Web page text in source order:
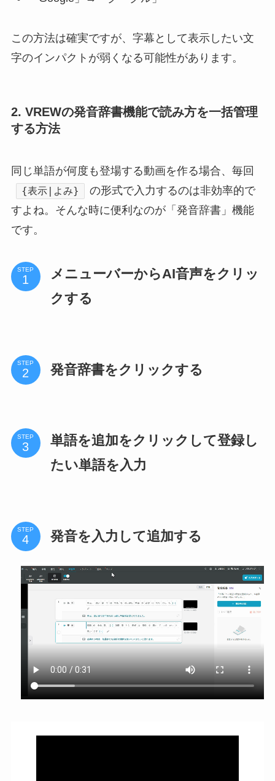
この方法は確実ですが、字幕として表示したい文
字のインパクトが弱くなる可能性があります。
2. VREWの発音辞書機能で読み方を一括管理
する方法
同じ単語が何度も登場する動画を作る場合、毎回
{表示|よみ}
の形式で入力するのは非効率的で
すよね。そんな時に便利なのが「発音辞書」機能
です。
STEP
メニューバーからAI音声をクリッ
クする
STEP 発音辞書をクリックする
STEP
単語を追加をクリックして登録し
たい単語を入力
STEP 発音を入力して追加する